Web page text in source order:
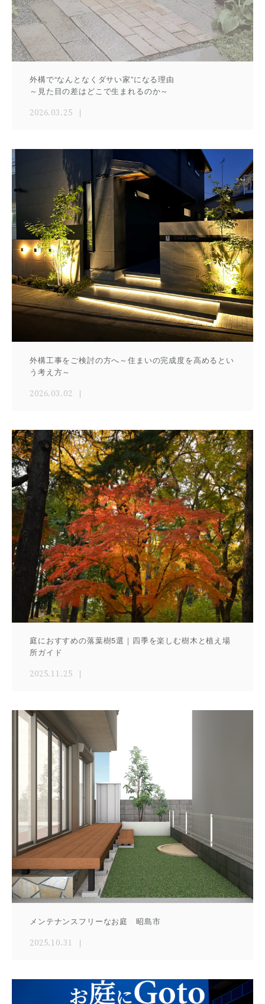
外構で“なんとなくダサい家”になる理由
～見た目の差はどこで生まれるのか～
2026.03.25
外構工事をご検討の方へ～住まいの完成度を高めるとい
う考え方～
2026.03.02
庭におすすめの落葉樹5選｜四季を楽しむ樹木と植え場
所ガイド
2025.11.25
メンテナンスフリーなお庭 昭島市
2025.10.31